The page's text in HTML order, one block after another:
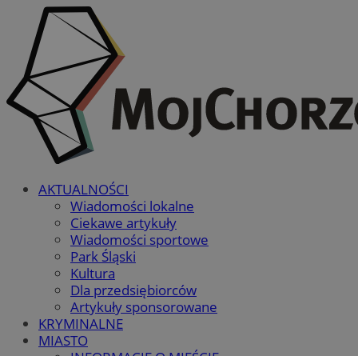
AKTUALNOŚCI
Wiadomości lokalne
Ciekawe artykuły
Wiadomości sportowe
Park Śląski
Kultura
Dla przedsiębiorców
Artykuły sponsorowane
KRYMINALNE
MIASTO